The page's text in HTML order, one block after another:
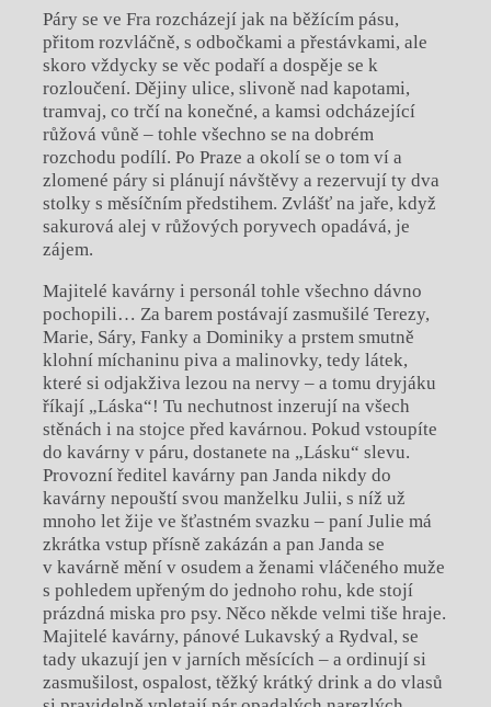
Páry se ve Fra rozcházejí jak na běžícím pásu,
přitom rozvláčně, s odbočkami a přestávkami, ale
skoro vždycky se věc podaří a dospěje se k
rozloučení. Dějiny ulice, slivoně nad kapotami,
tramvaj, co trčí na konečné, a kamsi odcházející
růžová vůně – tohle všechno se na dobrém
rozchodu podílí. Po Praze a okolí se o tom ví a
zlomené páry si plánují návštěvy a rezervují ty dva
stolky s měsíčním předstihem. Zvlášť na jaře, když
sakurová alej v růžových poryvech opadává, je
zájem.
Majitelé kavárny i personál tohle všechno dávno
pochopili… Za barem postávají zasmušilé Terezy,
Marie, Sáry, Fanky a Dominiky a prstem smutně
klohní míchaninu piva a malinovky, tedy látek,
které si odjakživa lezou na nervy – a tomu dryjáku
říkají „Láska“! Tu nechutnost inzerují na všech
stěnách i na stojce před kavárnou. Pokud vstoupíte
do kavárny v páru, dostanete na „Lásku“ slevu.
Provozní ředitel kavárny pan Janda nikdy do
kavárny nepouští svou manželku Julii, s níž už
mnoho let žije ve šťastném svazku – paní Julie má
zkrátka vstup přísně zakázán a pan Janda se
v kavárně mění v osudem a ženami vláčeného muže
s pohledem upřeným do jednoho rohu, kde stojí
prázdná miska pro psy. Něco někde velmi tiše hraje.
Majitelé kavárny, pánové Lukavský a Rydval, se
tady ukazují jen v jarních měsících – a ordinují si
zasmušilost, ospalost, těžký krátký drink a do vlasů